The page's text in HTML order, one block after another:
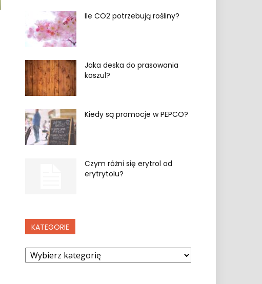
Ile CO2 potrzebują rośliny?
Jaka deska do prasowania
koszul?
Kiedy są promocje w PEPCO?
Czym różni się erytrol od
erytrytolu?
KATEGORIE
Kategorie